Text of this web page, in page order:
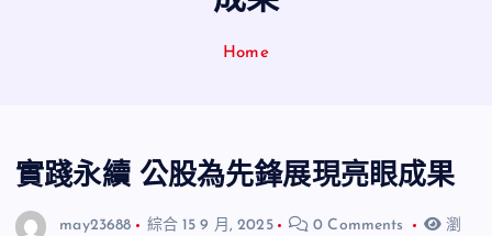
Home
實踐永續 公股為先鋒展現亮眼成果
may23688 綜合 15 9 月, 2025 0 Comments
瀏